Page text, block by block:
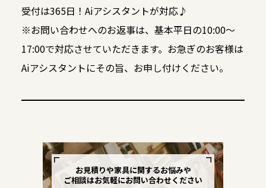
受付は365日！Aiアシスタントが対応♪
※お問い合わせへのお返事は、基本平日の10:00～
17:00で対応させていただきます。お急ぎのお客様は
Aiアシスタントにその旨、お申し付けください。
お見積りや家具に関するお悩みや
ご相談はお気軽にお問い合わせください